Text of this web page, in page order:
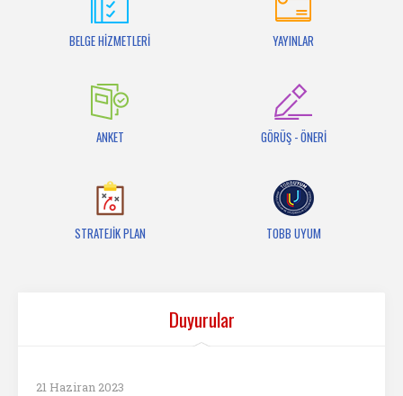
BELGE HİZMETLERİ YAYINLAR
ANKET GÖRÜŞ - ÖNERİ
STRATEJİK PLAN TOBB UYUM
Duyurular
21 Haziran 2023